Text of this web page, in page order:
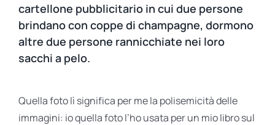
cartellone pubblicitario in cui due persone
brindano con coppe di champagne, dormono
altre due persone rannicchiate nei loro
sacchi a pelo.
Quella foto lì significa per me la polisemicità delle
immagini: io quella foto l’ho usata per un mio libro sul